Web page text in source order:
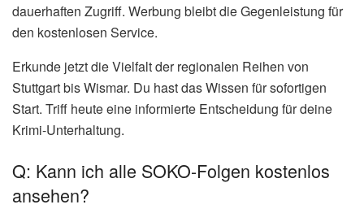
dauerhaften Zugriff. Werbung bleibt die Gegenleistung für
den kostenlosen Service.
Erkunde jetzt die Vielfalt der regionalen Reihen von
Stuttgart bis Wismar. Du hast das Wissen für sofortigen
Start. Triff heute eine informierte Entscheidung für deine
Krimi-Unterhaltung.
Q: Kann ich alle SOKO-Folgen kostenlos
ansehen?